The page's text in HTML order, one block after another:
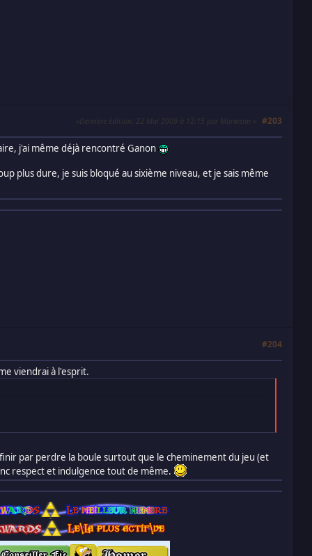
#203
Dernière édition : 22 Mai 2009 à 12:15 par Morwenn
j'ai même déjà rencontré Ganon
plus dure, je suis bloqué au sixième niveau, et je sais même
#204
viendrai à l'esprit.
par perdre la boule surtout que le cheminement du jeu (et
respect et indulgence tout de même.